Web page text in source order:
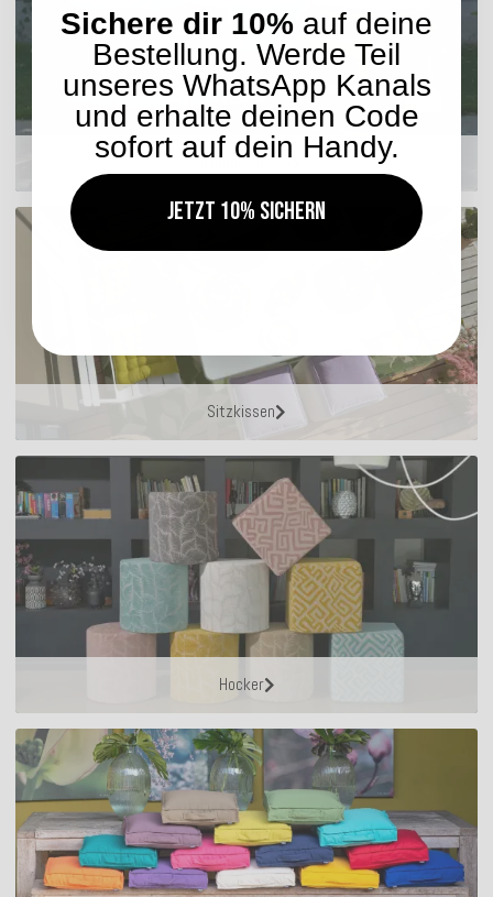
Outdoor Kissen
Sitzkissen
Hocker
Sichere dir 10% auf deine
Bestellung. Werde Teil
unseres WhatsApp Kanals
und erhalte deinen Code
sofort auf dein Handy.
Jetzt 10% sichern